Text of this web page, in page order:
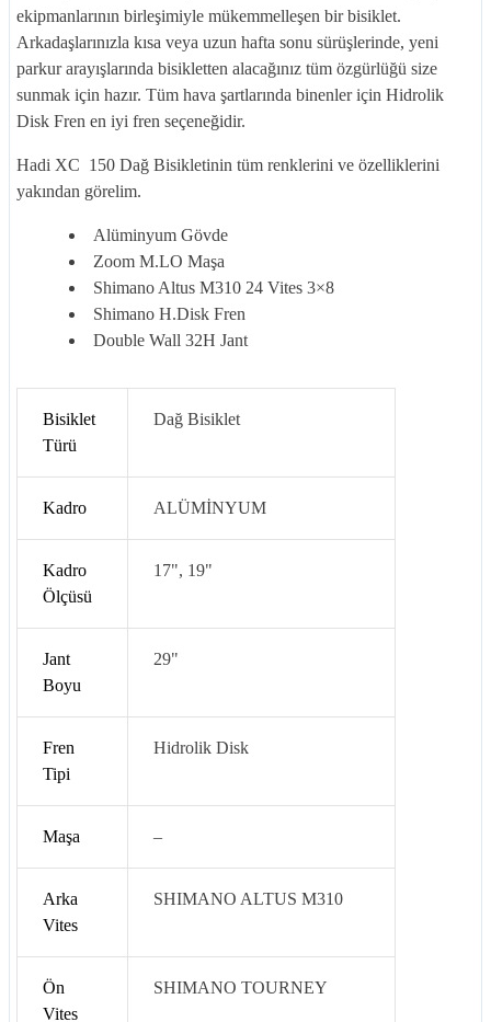
ekipmanlarının birleşimiyle mükemmelleşen bir bisiklet.
Arkadaşlarınızla kısa veya uzun hafta sonu sürüşlerinde, yeni
parkur arayışlarında bisikletten alacağınız tüm özgürlüğü size
sunmak için hazır. Tüm hava şartlarında binenler için Hidrolik
Disk Fren en iyi fren seçeneğidir.
Hadi XC 150 Dağ Bisikletinin tüm renklerini ve özelliklerini
yakından görelim.
Alüminyum Gövde
Zoom M.LO Maşa
Shimano Altus M310 24 Vites 3×8
Shimano H.Disk Fren
Double Wall 32H Jant
Bisiklet
Türü
Dağ Bisiklet
Kadro ALÜMİNYUM
Kadro
Ölçüsü
17", 19"
Jant
Boyu
29"
Fren
Tipi
Hidrolik Disk
Maşa –
Arka
Vites
SHIMANO ALTUS M310
Ön
Vites
SHIMANO TOURNEY